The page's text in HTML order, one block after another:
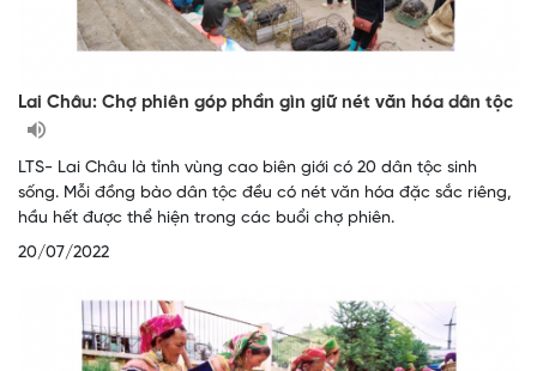
Lai Châu: Chợ phiên góp phần gìn giữ nét văn hóa dân tộc
LTS- Lai Châu là tỉnh vùng cao biên giới có 20 dân tộc sinh
sống. Mỗi đồng bào dân tộc đều có nét văn hóa đặc sắc riêng,
hầu hết được thể hiện trong các buổi chợ phiên.
20/07/2022